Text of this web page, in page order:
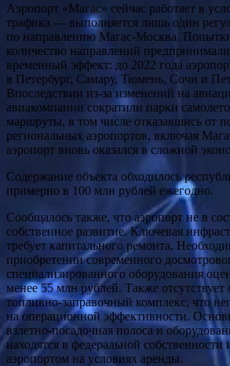
Аэропорт «Магас» сейчас работает в
трафика — выполняется лишь один
по направлению Магас-Москва.
количество направлений
временный эффект: до 2022 года
в Петербург, Самару, Тюмень, Сочи и
Впоследствии из-за изменений на
авиакомпании сократили парки
маршруты, в том числе отказавшись от
региональных аэропортов, включая
аэропорт вновь оказался в сложной
Содержание объекта обходилось
примерно в 100 млн рублей ежегодно.
Сообщалось также, что аэропорт не в
собственное развитие. Ключевая
требует капитального ремонта.
приобретении современного
специализированного оборудования
менее 55 млн рублей. Также отсутствует
топливно-заправочный комплекс, что
на операционной эффективности.
взлетно-посадочная полоса и
находятся в федеральной собственности
аэропортом на условиях аренды.